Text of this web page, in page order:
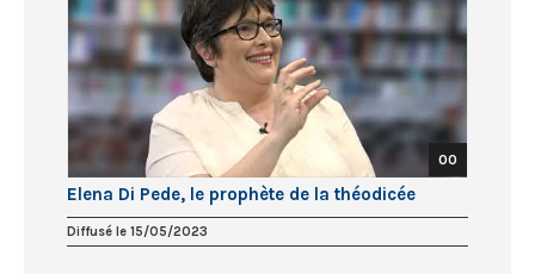
00
Elena Di Pede, le prophète de la théodicée
Diffusé le 15/05/2023